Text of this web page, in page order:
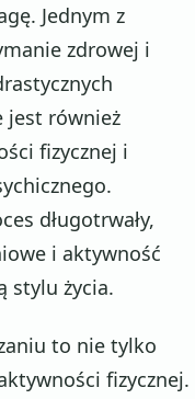
Jednym z
zdrowej i
jest również
fizycznej i
długotrwały,
i aktywność
stylu życia.
to nie tylko
fizycznej.